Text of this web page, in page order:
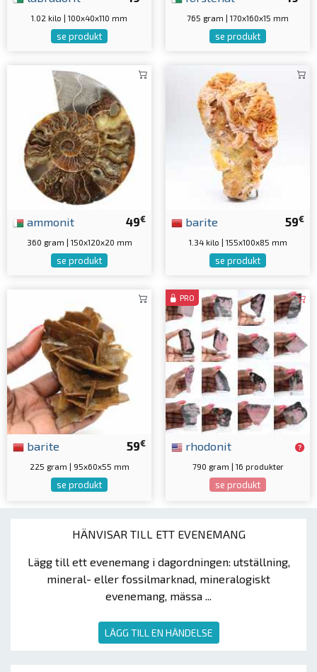
HÄNVISAR TILL ETT EVENEMANG
Lägg till ett evenemang i dagordningen: utställning,
mineral- eller fossilmarknad, mineralogiskt
evenemang, mässa ...
LÄGG TILL EN HÄNDELSE
1.02 kilo | 100x40x110 mm
se produkt
765 gram | 170x160x15 mm
se produkt
49€
ammonit
360 gram | 150x120x20 mm
se produkt
59€
barite
1.34 kilo | 155x100x85 mm
se produkt
59€
barite
225 gram | 95x60x55 mm
se produkt
PRO
rhodonit
790 gram | 16 produkter
se produkt